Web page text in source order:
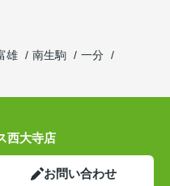
雄 南生駒
一分
西大寺店
お問い合わせ